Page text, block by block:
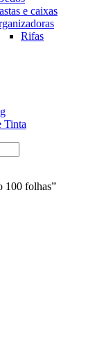
e caixas
Rifas
Tinta
100 folhas”